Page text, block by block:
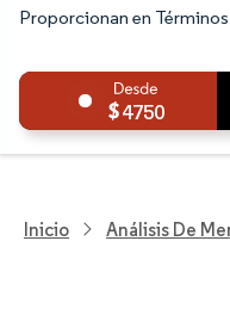
Proporcionan en Términos
4750
Inicio Análisis De